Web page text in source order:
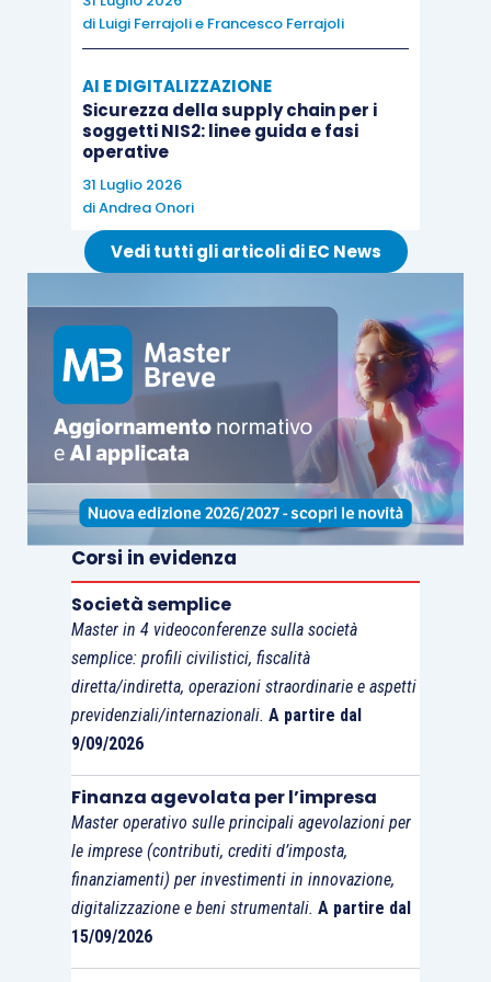
sostegno dell’economia nell’attuale emergenza del
Covid-19”) e successive modificazioni e
integrazioni, e, in particolare, della
Sostegno agli investimenti per una ripresa
sostenibile”), ai sensi e nei limiti della quale sono
concessi gli aiuti.
Le agevolazionisono concessenella forma del
contributo in conto impianti, a copertura di una
ammissibili
determinata in funzione del
territorio di realizzazione dell’investimentoe
della
dimensione delle imprese beneficiarie. In
particolare:
per i programmi di investimento da
realizzare nellezone A ricadenti nei
territori delle regioni Calabria,
Campania, Puglia, Sicilia, il contributo
massimo èpari al 60 per cento delle
spese ammissibili per le imprese di
micro e piccola dimensionee al50 per
cento per le imprese di media
dimensione
per i programmi di investimento da
realizzare nelle zone A ricadenti nei
territori delle regioni Basilicata, Molise
e Sardegna , il contributo massimo è pari
al50 per cento delle spese ammissibili
per le imprese di micro e piccola
dimensionee al40 per cento per le
di Luigi Ferrajolie Francesco Ferrajoli
AI E DIGITALIZZAZIONE
Sicurezza della supply chain per i
soggetti NIS2: linee guida e fasi
operative
31 Luglio 2026
diAndrea Onori
Vedi tutti gli articoli di EC News
Corsi in evidenza
Società semplice
Master in 4 videoconferenze sulla società
semplice: profili civilistici, fiscalità
diretta/indiretta, operazioni straordinarie e aspetti
previdenziali/internazionali. A partire dal
9/09/2026
Finanza agevolata per l’impresa
Master operativo sulle principali agevolazioni per
le imprese (contributi, crediti d’imposta,
finanziamenti) per investimenti in innovazione,
digitalizzazione e beni strumentali. A partire dal
15/09/2026